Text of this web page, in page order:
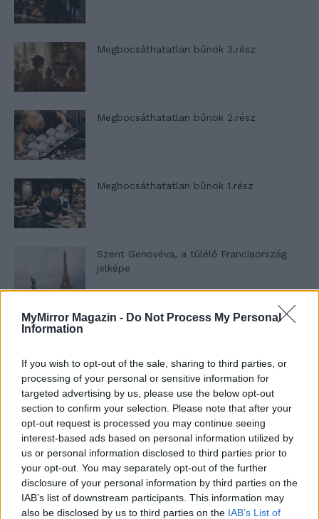
MyMirror Magazin - Do Not Process My Personal
Information
If you wish to opt-out of the sale, sharing to third parties, or
processing of your personal or sensitive information for
targeted advertising by us, please use the below opt-out
section to confirm your selection. Please note that after your
opt-out request is processed you may continue seeing
interest-based ads based on personal information utilized by
us or personal information disclosed to third parties prior to
your opt-out. You may separately opt-out of the further
disclosure of your personal information by third parties on the
IAB’s list of downstream participants. This information may
also be disclosed by us to third parties on the IAB’s List of
Megbocsáthatatlan bűnök 3.rész
Megbocsáthatatlan bűnök 2.rész
Megbocsáthatatlan bűnök 1.rész
Szent Genovéva, a túlélő Franciaország
jelképe
Minka 12. rész
Minka 11. rész
T. szereti a fiatal lányokat 14. rész